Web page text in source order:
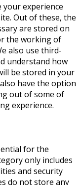
your experience
Out of these, the
are stored on
the working of
also use third-
understand how
be stored in your
have the option
out of some of
experience.
for the
only includes
and security
do not store any